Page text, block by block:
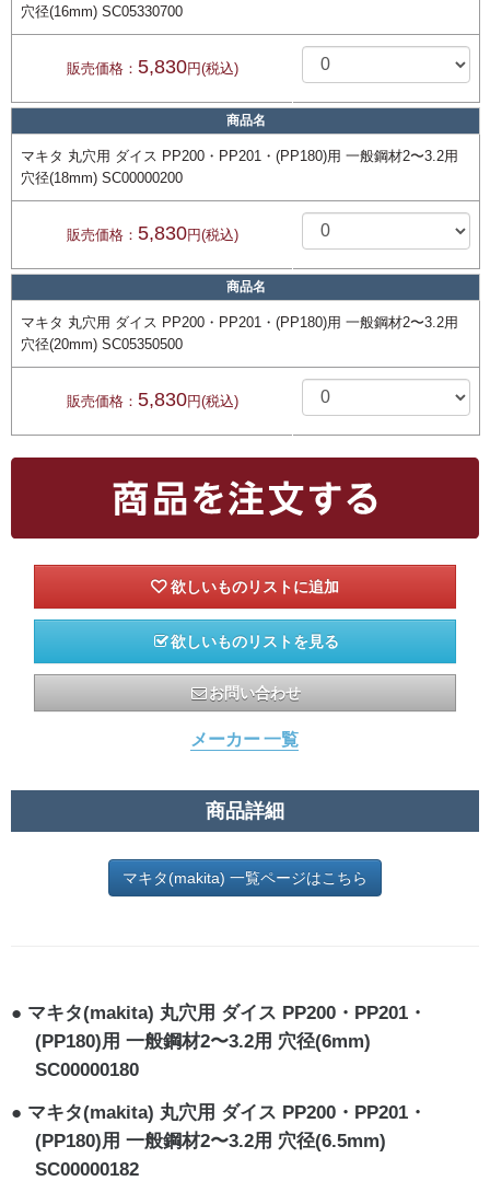
穴径(16mm) SC05330700
販売価格： 5,830円(税込)
商品名
マキタ 丸穴用 ダイス PP200・PP201・(PP180)用 一般鋼材2〜3.2用
穴径(18mm) SC00000200
販売価格： 5,830円(税込)
商品名
マキタ 丸穴用 ダイス PP200・PP201・(PP180)用 一般鋼材2〜3.2用
穴径(20mm) SC05350500
販売価格： 5,830円(税込)
欲しいものリストを見る
お問い合わせ
メーカー 一覧
商品詳細
マキタ(makita) 一覧ページはこちら
マキタ(makita) 丸穴用 ダイス PP200・PP201・
(PP180)用 一般鋼材2〜3.2用 穴径(6mm)
SC00000180
マキタ(makita) 丸穴用 ダイス PP200・PP201・
(PP180)用 一般鋼材2〜3.2用 穴径(6.5mm)
SC00000182